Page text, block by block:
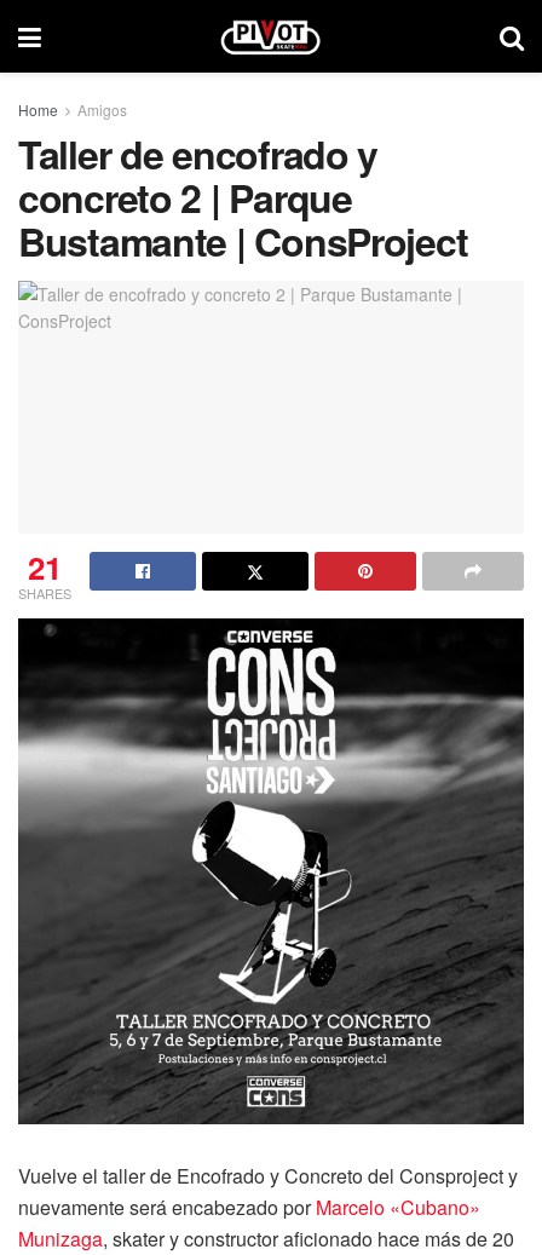
Home Amigos
Taller de encofrado y
concreto 2 | Parque
Bustamante | ConsProject
21
SHARES
Vuelve el taller de Encofrado y Concreto del Consproject y
nuevamente será encabezado porMarcelo «Cubano»
Munizaga, skater y constructor aficionado hace más de 20